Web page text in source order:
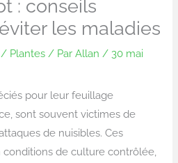
: conseils
les maladies
/ Plantes / ParAllan / 30 mai
pour leur feuillage
sont souvent victimes de
de nuisibles. Ces
de culture contrôlée,